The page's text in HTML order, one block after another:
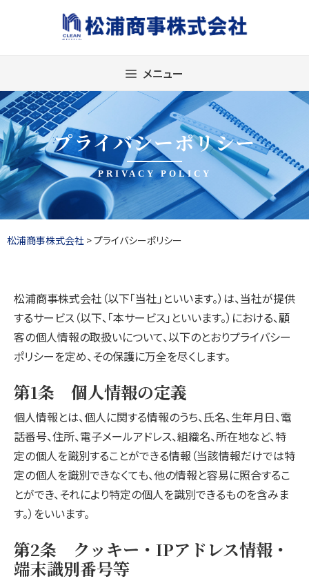
メニュー
プライバシーポリシー
PRIVACY POLICY
松浦商事株式会社 >プライバシーポリシー
松浦商事株式会社（以下「当社」といいます。）は、当社が提供
するサービス（以下、「本サービス」といいます。）における、顧
客の個人情報の取扱いについて、以下のとおりプライバシー
ポリシーを定め、その保護に万全を尽くします。
第1条 個人情報の定義
個人情報とは、個人に関する情報のうち、氏名、生年月日、電
話番号、住所、電子メールアドレス、組織名、所在地など、特
定の個人を識別することができる情報（当該情報だけでは特
定の個人を識別できなくても、他の情報と容易に照合するこ
とができ、それにより特定の個人を識別できるものを含みま
す。）をいいます。
第2条 クッキー・IPアドレス情報・
端末識別番号等